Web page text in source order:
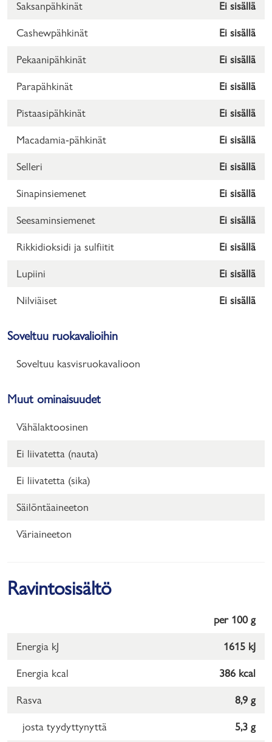
Saksanpähkinät Ei sisällä
Cashewpähkinät Ei sisällä
Pekaanipähkinät Ei sisällä
Parapähkinät Ei sisällä
Pistaasipähkinät Ei sisällä
Macadamia-pähkinät Ei sisällä
Selleri Ei sisällä
Sinapinsiemenet Ei sisällä
Seesaminsiemenet Ei sisällä
Rikkidioksidi ja sulfiitit Ei sisällä
Lupiini Ei sisällä
Nilviäiset Ei sisällä
Soveltuu ruokavalioihin
Soveltuu kasvisruokavalioon
Muut ominaisuudet
Vähälaktoosinen
Ei liivatetta (nauta)
Ei liivatetta (sika)
Säilöntäaineeton
Väriaineeton
Ravintosisältö
per 100 g
Energia kJ 1615 kJ
Energia kcal 386 kcal
Rasva 8,9 g
josta tyydyttynyttä 5,3 g